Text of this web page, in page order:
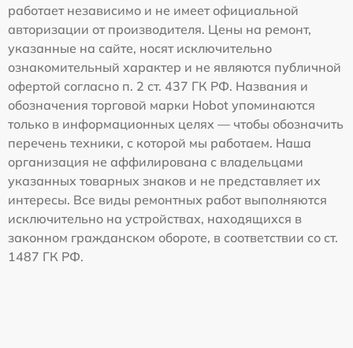
работает независимо и не имеет официальной
авторизации от производителя. Цены на ремонт,
указанные на сайте, носят исключительно
ознакомительный характер и не являются публичной
офертой согласно п. 2 ст. 437 ГК РФ. Названия и
обозначения торговой марки Hobot упоминаются
только в информационных целях — чтобы обозначить
перечень техники, с которой мы работаем. Наша
организация не аффилирована с владельцами
указанных товарных знаков и не представляет их
интересы. Все виды ремонтных работ выполняются
исключительно на устройствах, находящихся в
законном гражданском обороте, в соответствии со ст.
1487 ГК РФ.